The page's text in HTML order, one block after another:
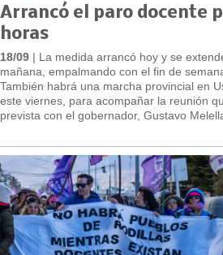
Arrancó el paro docente
horas
18/09 | La medida arrancó hoy y se
mañana, empalmando con el fin de
También habrá una marcha provincial en
este viernes, para acompañar la reunión
prevista con el gobernador, Gustavo